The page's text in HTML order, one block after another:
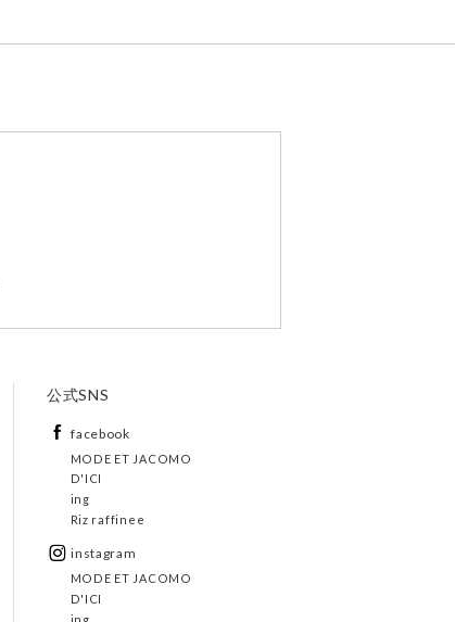
公式SNS
facebook
MODE ET JACOMO
D'ICI
ing
Riz raffinee
instagram
MODE ET JACOMO
D'ICI
ing